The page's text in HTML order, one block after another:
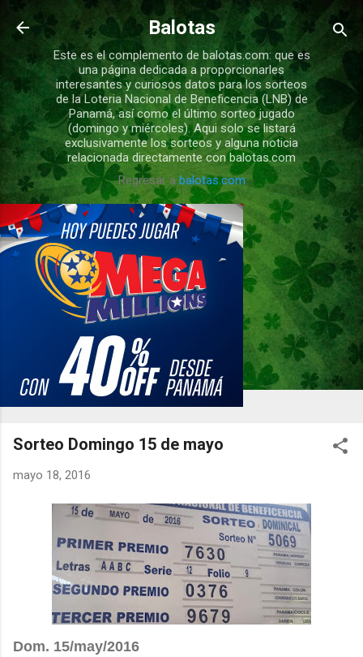
Ir al contenido principal
Balotas
Este es el complemento de balotas.com: que es
una página dedicada a proporcionarles
interesantes y curiosos datos para los sorteos
de la Loteria Nacional de Beneficencia (LNB) de
Panamá, así como el último sorteo jugado
(domingo y miércoles). Aqui solo se listará
exclusivamente los sorteos y alguna noticia
relacionada directamente con balotas.com
Regresar a balotas.com
Sorteo Domingo 15 de mayo
mayo 18, 2016
Dom. 15/may/2016